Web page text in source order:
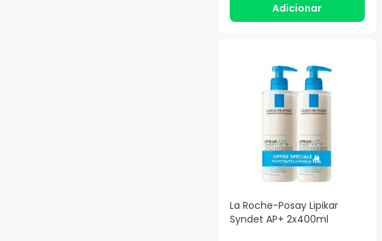
Adicionar
La Roche-Posay Lipikar
Syndet AP+ 2x400ml